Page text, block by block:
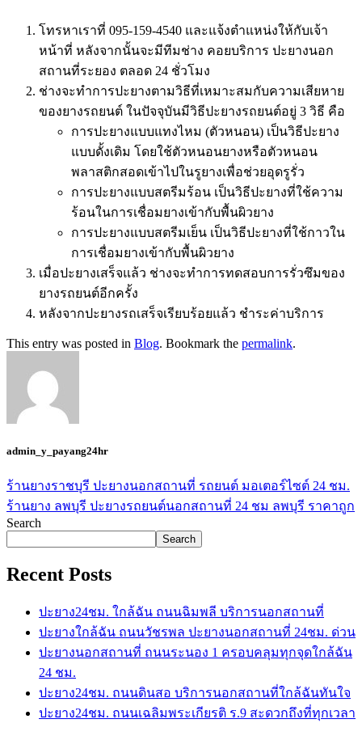
โทรหาเราที่ 095-159-4540 และแจ้งตำแหน่งให้กับเจ้า
หน้าที่ หลังจากนั้นจะมีทีมช่าง คอยบริการ ปะยางนอก
สถานที่ระยอง ตลอด 24 ชั่วโมง
ช่างจะทำการปะยางตามวิธีที่เหมาะสมกับความเสียหาย
ของยางรถยนต์ ในปัจจุบันมีวิธีปะยางรถยนต์อยู่ 3 วิธี คือ
การปะยางแบบแทงไหม (ตัวหนอน) เป็นวิธีปะยาง
แบบดั้งเดิม โดยใช้ตัวหนอนยางหรือตัวหนอน
พลาสติกสอดเข้าไปในรูยางเพื่อช่วยอุดรูรั่ว
การปะยางแบบสตรีมร้อน เป็นวิธีปะยางที่ใช้ความ
ร้อนในการเชื่อมยางเข้ากับพื้นผิวยาง
การปะยางแบบสตรีมเย็น เป็นวิธีปะยางที่ใช้กาวใน
การเชื่อมยางเข้ากับพื้นผิวยาง
เมื่อปะยางเสร็จแล้ว ช่างจะทำการทดสอบการรั่วซึมของ
ยางรถยนต์อีกครั้ง
หลังจากปะยางรถเสร็จเรียบร้อยแล้ว ชำระค่าบริการ
This entry was posted in Blog. Bookmark the permalink.
admin_y_payang24hr
ร้านยางราชบุรี ปะยางนอกสถานที่ รถยนต์ มอเตอร์ไซต์ 24 ชม.
ร้านยาง ลพบุรี ปะยางรถยนต์นอกสถานที่ 24 ชม ลพบุรี ราคาถูก
Search
Search
Recent Posts
ปะยาง24ชม. ใกล้ฉัน ถนนฉิมพลี บริการนอกสถานที่
ปะยางใกล้ฉัน ถนนวัชรพล ปะยางนอกสถานที่ 24ชม. ด่วน
ปะยางนอกสถานที่ ถนนระนอง 1 ครอบคลุมทุกจุดใกล้ฉัน
24 ชม.
ปะยาง24ชม. ถนนดินสอ บริการนอกสถานที่ใกล้ฉันทันใจ
ปะยาง24ชม. ถนนเฉลิมพระเกียรติ ร.9 สะดวกถึงที่ทุกเวลา